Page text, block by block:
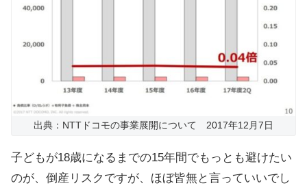
出典：NTTドコモの事業展開について 2017年12月7日
子どもが18歳になるまでの15年間でもっとも避けたい
のが、倒産リスクですが、ほぼ皆無と言っていいでし